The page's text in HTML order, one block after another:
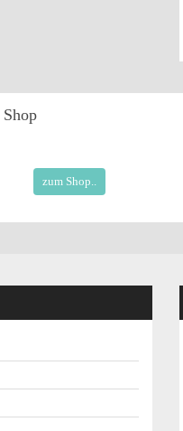
Shop
zum Shop..